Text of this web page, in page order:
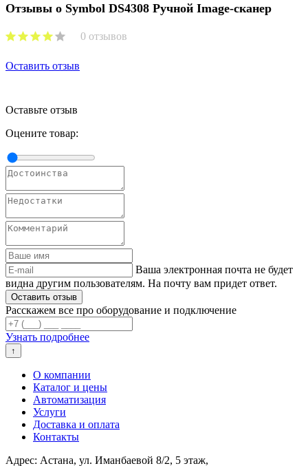
Отзывы о Symbol DS4308 Ручной Image-сканер
0 отзывов
Оставить отзыв
Оставьте отзыв
Оцените товар:
Ваша электронная почта не будет
видна другим пользователям. На почту вам придет ответ.
Расскажем все про оборудование и подключение
Узнать подробнее
↑
О компании
Каталог и цены
Автоматизация
Услуги
Доставка и оплата
Контакты
Адрес: Астана, ул. Иманбаевой 8/2, 5 этаж,